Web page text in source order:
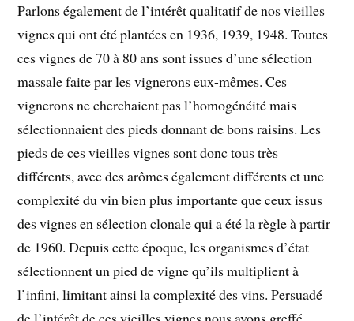
Parlons également de l’intérêt qualitatif de nos vieilles
vignes qui ont été plantées en 1936, 1939, 1948. Toutes
ces vignes de 70 à 80 ans sont issues d’une sélection
massale faite par les vignerons eux-mêmes. Ces
vignerons ne cherchaient pas l’homogénéité mais
sélectionnaient des pieds donnant de bons raisins. Les
pieds de ces vieilles vignes sont donc tous très
différents, avec des arômes également différents et une
complexité du vin bien plus importante que ceux issus
des vignes en sélection clonale qui a été la règle à partir
de 1960. Depuis cette époque, les organismes d’état
sélectionnent un pied de vigne qu’ils multiplient à
l’infini, limitant ainsi la complexité des vins. Persuadé